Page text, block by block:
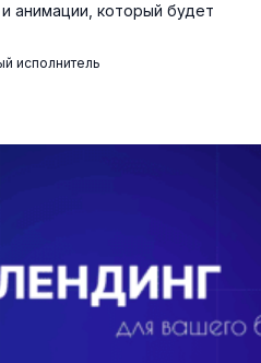
анимации, который будет
исполнитель